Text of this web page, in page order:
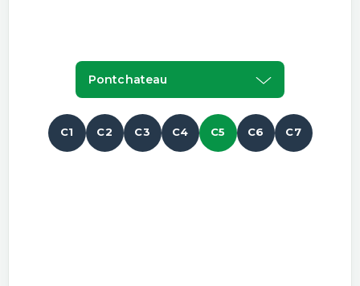
Pontchateau
C1 C2 C3 C4 C5 C6 C7